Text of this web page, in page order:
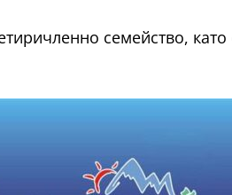
семейство,